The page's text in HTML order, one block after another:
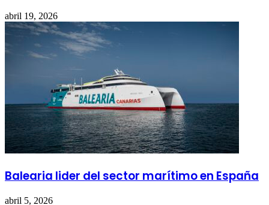
abril 19, 2026
Balearia lider del sector marítimo en España
abril 5, 2026